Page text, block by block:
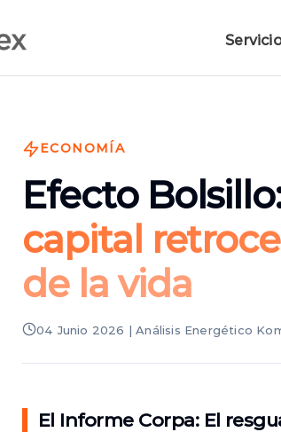
ECONOMÍA
Efecto
capital
de la vida
04 Junio 2026 | Análisis Energético
El Informe Corpa: El